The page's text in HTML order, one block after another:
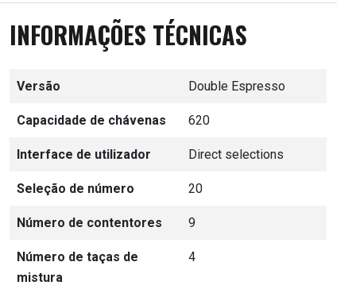
INFORMAÇÕES TÉCNICAS
Versão Double Espresso
Capacidade de chávenas 620
Interface de utilizador Direct selections
Seleção de número 20
Número de contentores 9
Número de taças de
mistura
4